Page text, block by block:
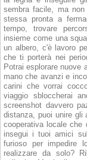
sembra facile, ma
stessa pronta a
tempo, trovare
insieme come una
un albero, c'è lavoro
che ti porterà nei
Potrai esplorare nuove
mano che avanzi e
carini che vorrai
viaggio sbloccherai
screenshot davvero
distanza, puoi unire gli
cooperativa locale
insegui i tuoi amici
furioso per impedire
realizzare da solo?